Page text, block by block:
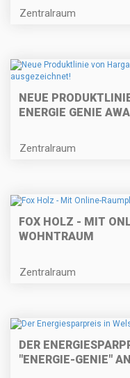
Zentralraum
NEUE
ENERGIE GENIE
Zentralraum
FOX HOLZ - MIT
WOHNTRAUM
Zentralraum
DER
"ENERGIE-GENIE"